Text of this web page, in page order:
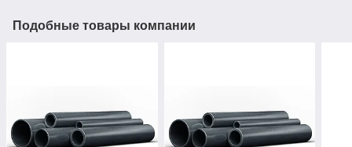
Подобные товары компании